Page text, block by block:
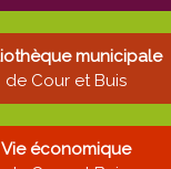
municipale
de Cour et Buis
Vie économique